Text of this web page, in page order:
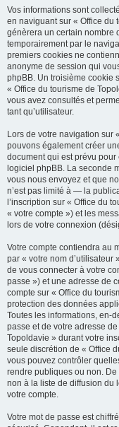
Vos informations sont
en naviguant sur « Office du
génèrera un certain nombre
temporairement par le
premiers cookies ne
anonyme de session qui
phpBB. Un troisième cookie
« Office du tourisme de
vous avez consultés et
tant qu’utilisateur.
Lors de votre navigation sur
pouvons également créer
document qui est prévu
logiciel phpBB. La seconde
vous nous envoyez et que
n’est pas limité à — la
l’inscription sur « Office du
« votre compte ») et les
lors de votre connexion
Votre compte contiendra au
par « votre nom d’utilisateur
de vous connecter à votre
passe ») et une adresse de
compte sur « Office du
protection des données
Toutes les informations, en-
passe et de votre adresse
Topoldavie » durant votre
seule discrétion de « Office
vous pouvez contrôler
rendre publiques ou non.
non à la liste de diffusion du
votre compte.
Votre mot de passe est